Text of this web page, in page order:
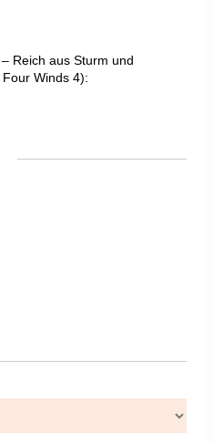
Reich aus Sturm und
Winds 4):